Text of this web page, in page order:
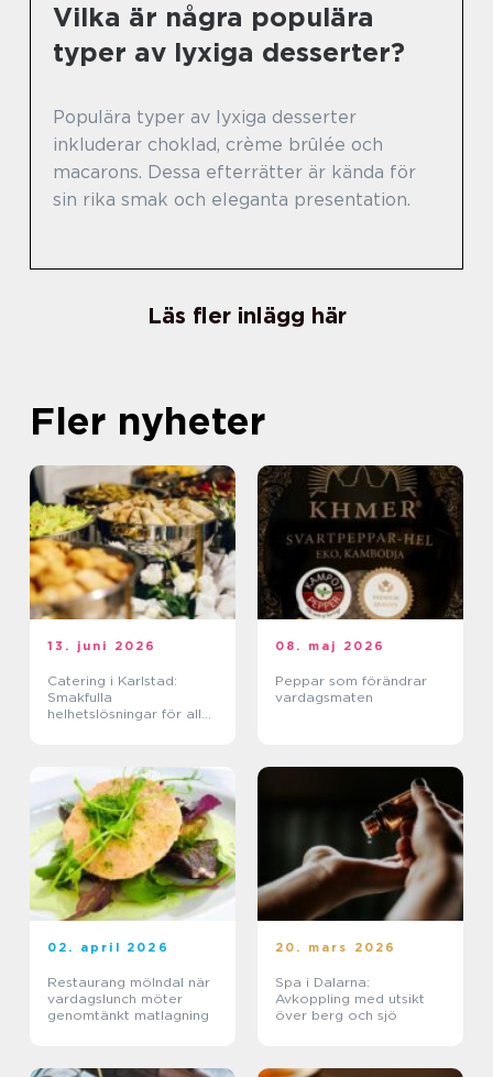
Vilka är några populära
typer av lyxiga desserter?
Populära typer av lyxiga desserter
inkluderar choklad, crème brûlée och
macarons. Dessa efterrätter är kända för
sin rika smak och eleganta presentation.
Läs fler inlägg här
Fler nyheter
13. juni 2026
Catering i Karlstad:
Smakfulla
helhetslösningar för alla
08. maj 2026
Peppar som förändrar
vardagsmaten
02. april 2026
Restaurang mölndal när
vardagslunch möter
genomtänkt matlagning
20. mars 2026
Spa i Dalarna:
Avkoppling med utsikt
över berg och sjö